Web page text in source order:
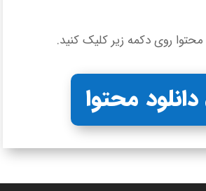
محتوا روی دکمه زیر کلیک کنید.
دانلود محتوا